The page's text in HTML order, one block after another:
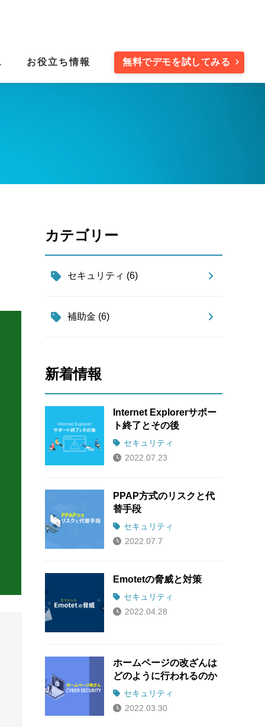
お役立ち情報 無料でデモを試してみる
カテゴリー
セキュリティ (6)
補助金 (6)
新着情報
Internet Explorerサポー
ト終了とその後
セキュリティ
2022.07.23
PPAP方式のリスクと代
替手段
セキュリティ
2022.07.7
Emotetの脅威と対策
セキュリティ
2022.04.28
ホームページの改ざんは
どのように行われるのか
セキュリティ
2022.03.30